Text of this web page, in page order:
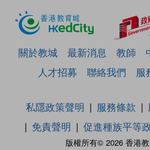
關於教城 最新消息 教師
人才招募
聯絡我們 服
版權所有© 2026 香港
私隱政策聲明 服務條款
免責聲明
促進種族平等